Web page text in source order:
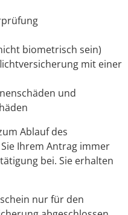
biometrisch sein)
mit einer
und
Ablauf des
Ihrem Antrag immer
bei. Sie erhalten
nur für den